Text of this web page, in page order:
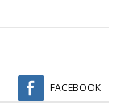
FACEBOOK